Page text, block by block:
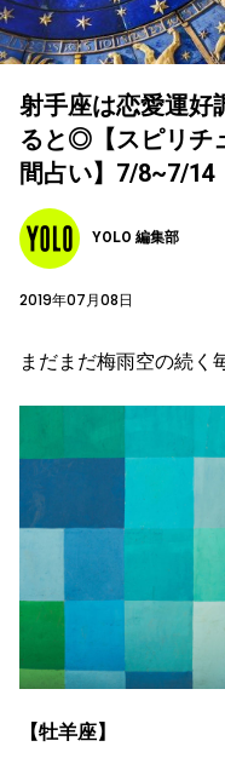
射手座は恋愛運好
ると◎【スピリチ
間占い】7/8~7/14
YOLO 編集部
2019年07月08日
まだまだ梅雨空の続く
【牡羊座】